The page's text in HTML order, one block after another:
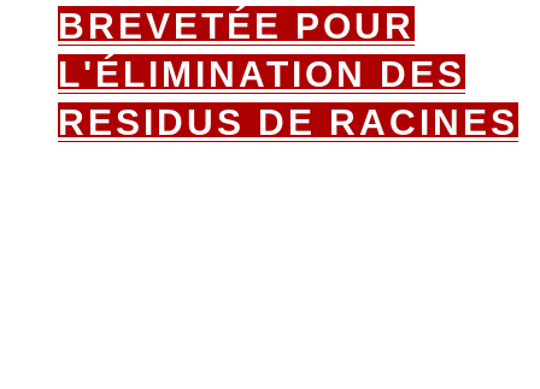
BREVETÉE POUR
L'ÉLIMINATION DES
RESIDUS DE RACINES